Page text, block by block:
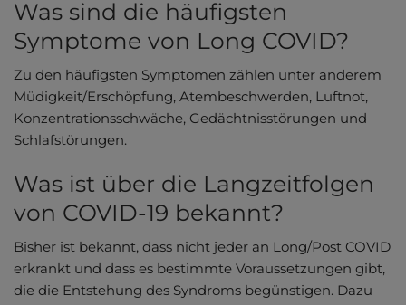
Was sind die häufigsten
Symptome von Long COVID?
Zu den häufigsten Symptomen zählen unter anderem
Müdigkeit/Erschöpfung, Atembeschwerden, Luftnot,
Konzentrationsschwäche, Gedächtnisstörungen und
Schlafstörungen.
Was ist über die Langzeitfolgen
von COVID-19 bekannt?
Bisher ist bekannt, dass nicht jeder an Long/Post COVID
erkrankt und dass es bestimmte Voraussetzungen gibt,
die die Entstehung des Syndroms begünstigen. Dazu